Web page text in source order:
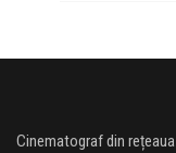
Cinematograf din rețeaua